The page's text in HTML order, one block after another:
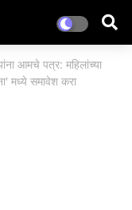
आमचे पत्र: महिलांच्या
मध्ये समावेश करा